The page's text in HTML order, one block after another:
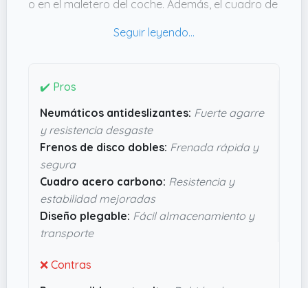
o en el maletero del coche. Además, el cuadro de
resistencia y estabilidad, así que no parece una
Uno de los puntos que llaman la atención son los
frenada rápida y segura, ideal para las paradas
inesperadas en la ciudad. Los neumáticos
antideslizantes también pintan bien si circulas
por calles mojadas o irregulares, aportando ese
extra de confianza al manejar. En definitiva, esta
bici plegable enWhite And Black
práctica y robusta, perfecta para quien busca
algo funcional sin complicarse demasiado.
✔️ Pros
Neumáticos antideslizantes: Fuerte agarre
y resistencia desgaste
Frenos de disco dobles: Frenada rápida y
segura
Cuadro acero carbono: Resistencia y
estabilidad mejoradas
Diseño plegable: Fácil almacenamiento y
transporte
❌ Contras